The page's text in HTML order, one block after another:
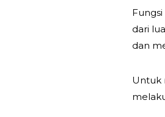
dari
dan
Untuk